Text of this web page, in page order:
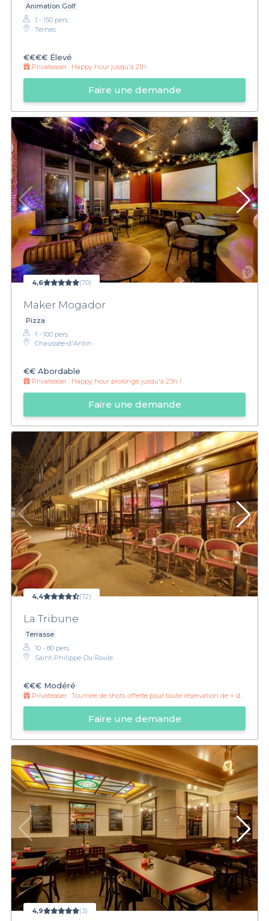
Animation Golf
1 - 150 pers.
Ternes
€€€€ Élevé
Privateaser : Happy hour jusqu'à 21h
Faire une demande
4,6 (70)
Maker Mogador
Pizza
1 - 100 pers.
Chaussée-d'Antin
€€ Abordable
Privateaser : Happy hour prolongé jusqu'à 23h !
Faire une demande
4,4 (72)
La Tribune
Terrasse
10 - 80 pers.
Saint-Philippe-Du-Roule
€€€ Modéré
Privateaser : Tournée de shots offerte pour toute réservation de + de 30 personnes
Faire une demande
4,9 (3)